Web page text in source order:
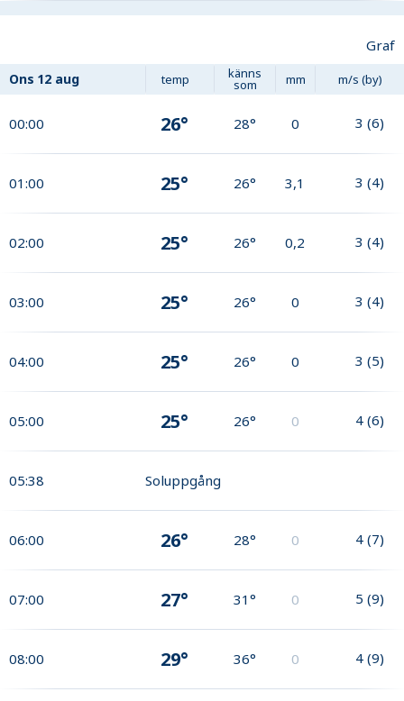
Graf
Ons 12 aug temp känns
som mm m/s (by)
00:00 26° 28° 0 3 (6)
01:00 25° 26° 3,1 3 (4)
02:00 25° 26° 0,2 3 (4)
03:00 25° 26° 0 3 (4)
04:00 25° 26° 0 3 (5)
05:00 25° 26° 0 4 (6)
05:38 Soluppgång
06:00 26° 28° 0 4 (7)
07:00 27° 31° 0 5 (9)
08:00 29° 36° 0 4 (9)